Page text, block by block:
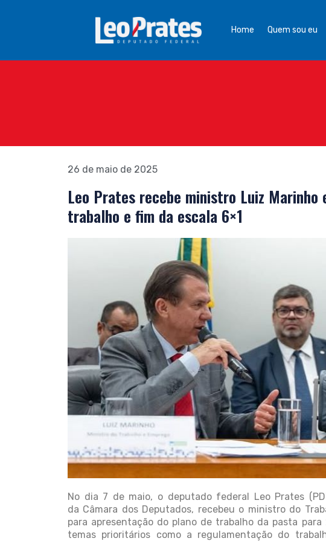
Home Quem sou eu
26 de maio de 2025
Leo Prates recebe ministro Luiz
trabalho e fim da escala 6×1
No dia 7 de maio, o deputado federal Leo Prates
da Câmara dos Deputados, recebeu o ministro do
para apresentação do plano de trabalho da pasta
temas prioritários como a regulamentação do